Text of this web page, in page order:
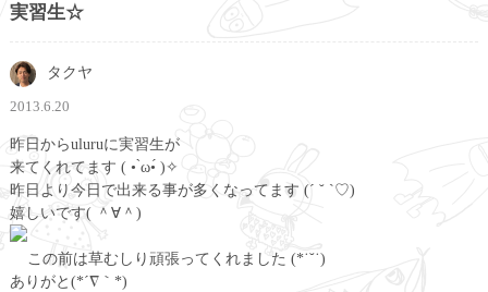
実習生☆
タクヤ
2013.6.20
昨日からuluruに実習生が
来てくれてます ( • ̀ω•́ )✧
昨日より今日で出来る事が多くなってます (´ ˘ `♡)
嬉しいです( ＾∀＾)
この前は草むしり頑張ってくれました (*˙˘˙)
ありがと(*´∇｀*)